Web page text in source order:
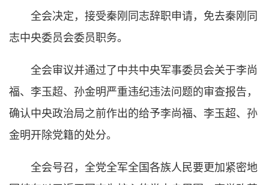
全会决定，接受秦刚同志辞职申请，免去秦刚同
志中央委员会委员职务。
全会审议并通过了中共中央军事委员会关于李尚
福、李玉超、孙金明严重违纪违法问题的审查报告，
确认中央政治局之前作出的给予李尚福、李玉超、孙
金明开除党籍的处分。
全会号召，全党全军全国各族人民要更加紧密地